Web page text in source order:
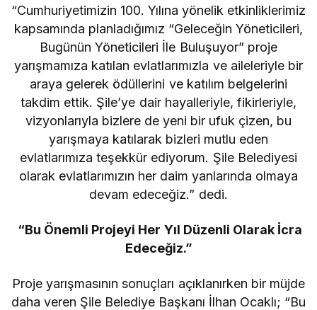
“Cumhuriyetimizin 100. Yılına yönelik etkinliklerimiz
kapsamında planladığımız “Geleceğin Yöneticileri,
Bugünün Yöneticileri İle Buluşuyor” proje
yarışmamıza katılan evlatlarımızla ve aileleriyle bir
araya gelerek ödüllerini ve katılım belgelerini
takdim ettik. Şile’ye dair hayalleriyle, fikirleriyle,
vizyonlarıyla bizlere de yeni bir ufuk çizen, bu
yarışmaya katılarak bizleri mutlu eden
evlatlarımıza teşekkür ediyorum. Şile Belediyesi
olarak evlatlarımızın her daim yanlarında olmaya
devam edeceğiz.” dedi.
“Bu Önemli Projeyi Her Yıl Düzenli Olarak İcra
Edeceğiz.”
Proje yarışmasının sonuçları açıklanırken bir müjde
daha veren Şile Belediye Başkanı İlhan Ocaklı; “Bu